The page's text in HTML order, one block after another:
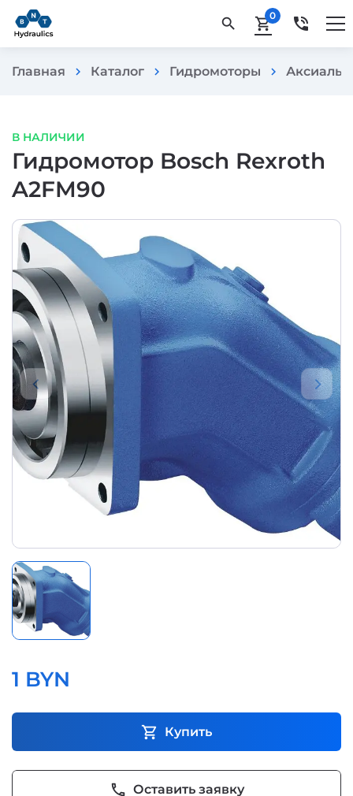
search shopping_cart0 phone_in_talk
Главная chevron_right Каталог chevron_right Гидромоторы chevron_right
В НАЛИЧИИ
Гидромотор Bosch Rexroth
A2FM90
1 BYN
shopping_cart Купить
phone Оставить заявку